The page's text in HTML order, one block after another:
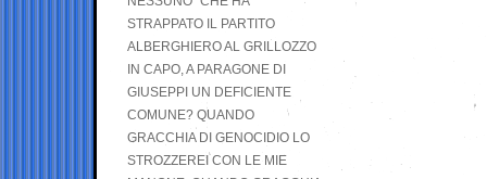
STRAPPATO IL PARTITO
ALBERGHIERO AL GRILLOZZO
IN CAPO, A PARAGONE DI
GIUSEPPI UN DEFICIENTE
COMUNE? QUANDO
GRACCHIA DI GENOCIDIO LO
STROZZEREI CON LE MIE